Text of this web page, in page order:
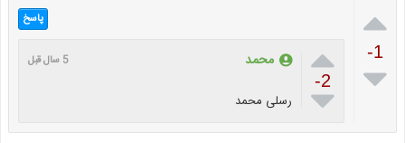

-1

پاسخ

-2

محمد 5 سال قبل
رسلی محمد